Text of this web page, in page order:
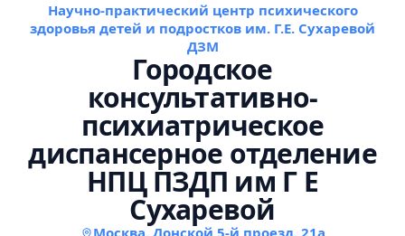
Научно-практический центр психического
здоровья детей и подростков им. Г.Е. Сухаревой
ДЗМ
Городское
консультативно-
психиатрическое
диспансерное отделение
НПЦ ПЗДП им Г Е
Сухаревой
Москва, Донской 5-й проезд, 21а